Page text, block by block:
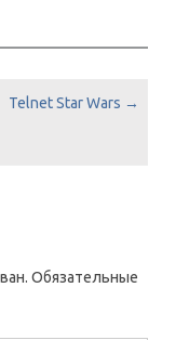
Telnet Star Wars →
Обязательные